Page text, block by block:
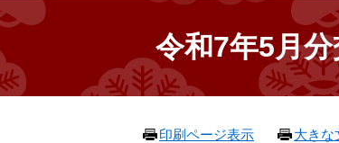
令和7年5月
印刷ページ表示 大きな